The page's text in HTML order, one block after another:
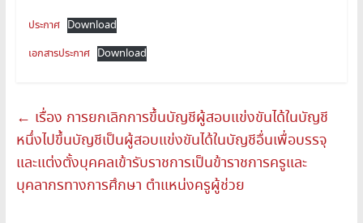
ประกาศ Download
เอกสารประกาศ Download
← เรื่อง การยกเลิกการขึ้นบัญชีผู้สอบแข่งขันได้ในบัญชี
หนึ่งไปขึ้นบัญชีเป็นผู้สอบแข่งขันได้ในบัญชีอื่นเพื่อบรรจุ
และแต่งตั้งบุคคลเข้ารับราชการเป็นข้าราชการครูและ
บุคลากรทางการศึกษา ตำแหน่งครูผู้ช่วย